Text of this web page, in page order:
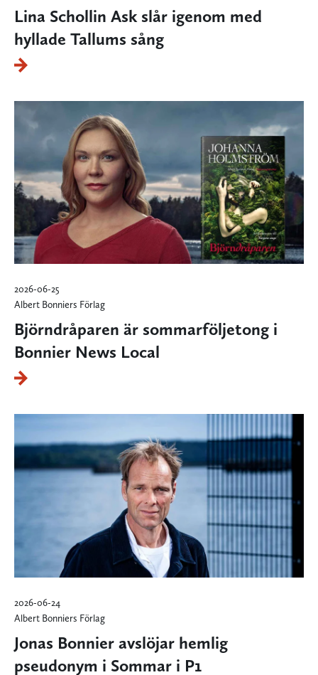
Lina Schollin Ask slår igenom med
hyllade Tallums sång
2026-06-25
Albert Bonniers Förlag
Björndråparen är sommarföljetong i
Bonnier News Local
2026-06-24
Albert Bonniers Förlag
Jonas Bonnier avslöjar hemlig
pseudonym i Sommar i P1